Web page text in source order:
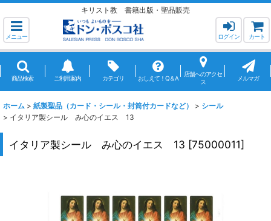
キリスト教 書籍出版・聖品販売
メニュー ログイン カート
商品検索 ご利用案内 カテゴリ おしえて！Q＆A
店舗へのアクセ
ス
メルマガ
ホーム > 紙製聖品（カード・シール・封筒付カードなど） > シール
> イタリア製シール み心のイエス 13
イタリア製シール み心のイエス 13 [75000011]